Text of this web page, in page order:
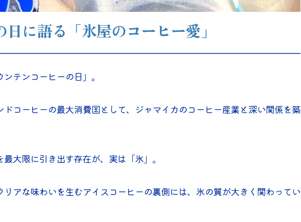
に語る「氷屋のコーヒー愛」
テンコーヒーの日」。
コーヒーの最大消費国として、ジャマイカのコーヒー産業と深い関係を築
大限に引き出す存在が、実は「氷」。
アな味わいを生むアイスコーヒーの裏側には、氷の質が大きく関わってい